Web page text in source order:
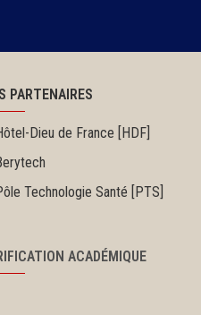
PARTENAIRES
Dieu de France [HDF]
Technologie Santé [PTS]
ACADÉMIQUE